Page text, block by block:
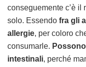
conseguemente c’è il
solo. Essendo fra gli
allergie, per coloro
consumarle.
intestinali, perché